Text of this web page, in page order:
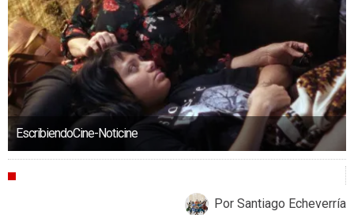
EscribiendoCine-Noticine
Por Santiago Echeverría